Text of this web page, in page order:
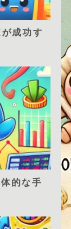
成功す
的な手